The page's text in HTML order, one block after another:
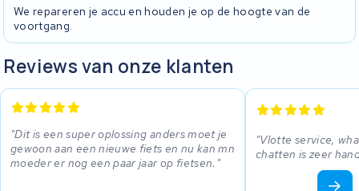
We repareren je accu en houden je op de hoogte van de
voortgang.
Reviews van onze klanten
Dit is een super oplossing anders moet je
gewoon aan een nieuwe fiets en nu kan mn
moeder er nog een paar jaar op fietsen.
Vlotte service,
chatten is zeer